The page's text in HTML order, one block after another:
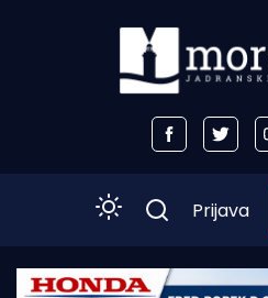
Početna
Prijava